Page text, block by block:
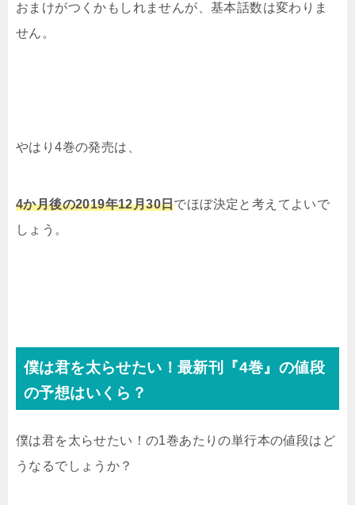
おまけがつくかもしれませんが、基本話数は変わりま
せん。
やはり4巻の発売は、
4か月後の2019年12月30日でほぼ決定と考えてよいで
しょう。
僕は君を太らせたい！最新刊『4巻』の値段
の予想はいくら？
僕は君を太らせたい！の1巻あたりの単行本の値段はど
うなるでしょうか？